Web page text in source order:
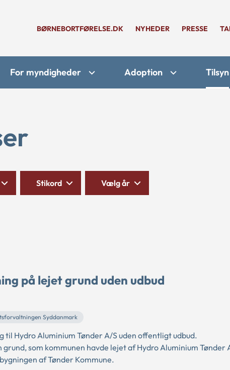
BØRNEBORTFØRELSE.DK NYHEDER PRESSE
For myndigheder Adoption Tilsyn
Stikord Vælg år
på lejet grund uden udbud
Syddanmark
til Hydro Aluminium Tønder A/S uden offentligt udbud.
som kommunen havde lejet af Hydro Aluminium Tønder
af Tønder Kommune.